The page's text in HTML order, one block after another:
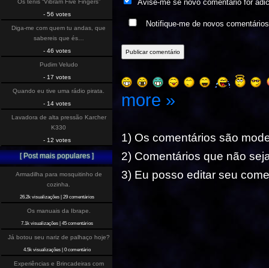
Avise-me se novo comentário for
Notifique-me de novos
more »
1) Os comentários são
2) Comentários que não
3) Eu posso editar seu
Os tenis “Vibram Five Fingers”
- 56 votes
Diga-me com quem tu andas, que
sabereis que és…
- 46 votes
Pudim Veludo
- 17 votes
Quando eu tive uma rádio pirata.
- 14 votes
Lavadora de alta pressão Karcher
K330
- 12 votes
[ Post mais populares ]
Armadilha para mosquitinho de
cozinha.
26.2k visualizações| 29 comentários
Os manuais da Ibrape.
7.1k visualizações| 45 comentários
Já botou seu nariz de palhaço hoje?
4.5k visualizações| 0 comentário
Experiências e Brincadeiras com